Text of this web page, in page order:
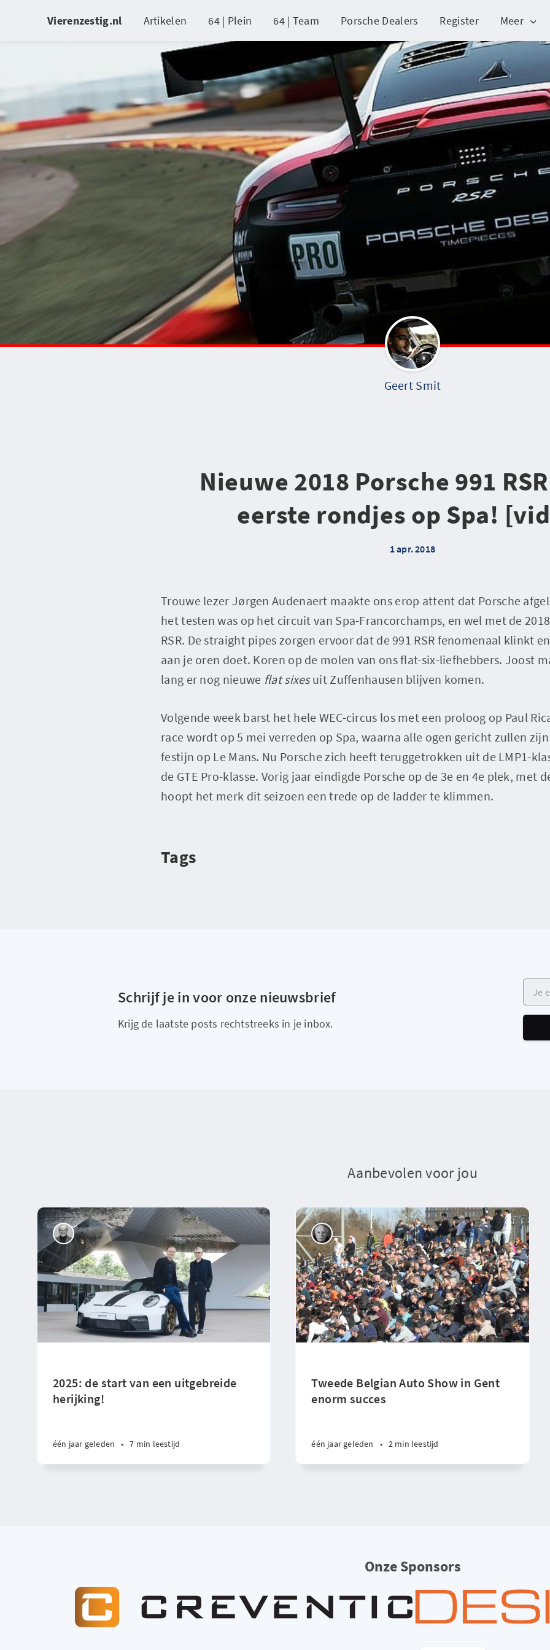
Vierenzestig.nl Artikelen 64 | Plein 64 | Team Porsche Dealers Register Meer
Geert Smit
Nieuwe 2018 Porsche 991
eerste rondjes op Spa!
1 apr. 2018
Trouwe lezer Jørgen Audenaert maakte ons erop attent dat Porsche
het testen was op het circuit van Spa-Francorchamps, en wel met de
RSR. De straight pipes zorgen ervoor dat de 991 RSR fenomenaal klinkt
aan je oren doet. Koren op de molen van ons flat-six-liefhebbers. Joost
lang er nog nieuwe flat sixesuit Zuffenhausen blijven komen.
Volgende week barst het hele WEC-circus los met een proloog op Paul
race wordt op 5 mei verreden op Spa, waarna alle ogen gericht zullen
festijn op Le Mans. Nu Porsche zich heeft teruggetrokken uit de LMP1-
de GTE Pro-klasse. Vorig jaar eindigde Porsche op de 3e en 4e plek, met
hoopt het merk dit seizoen een trede op de ladder te klimmen.
Tags
Schrijf je in voor onze nieuwsbrief
Krijg de laatste posts rechtstreeks in je inbox.
Je e-
Aanbevolen voor jou
2025: de start van een uitgebreide
herijking!
één jaar geleden • 7 min leestijd
Tweede Belgian Auto Show in Gent
enorm succes
één jaar geleden • 2 min leestijd
Onze Sponsors